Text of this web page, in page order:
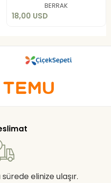
BERRAK
18,00 USD
elinize ulaşır.